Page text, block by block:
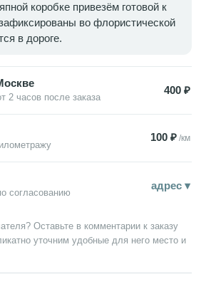
коробке привезём готовой к
во флористической
в дороге.
2 часов после заказа
400 ₽
100 ₽ /км
согласованию
адрес ▾
Оставьте в комментарии к заказу
уточним удобные для него место и